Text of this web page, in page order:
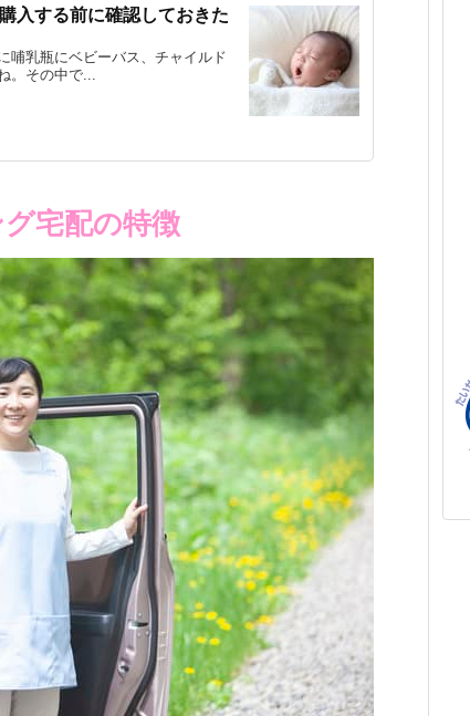
入する前に確認しておきた
哺乳瓶にベビーバス、チャイルド
。その中で...
宅配の特徴